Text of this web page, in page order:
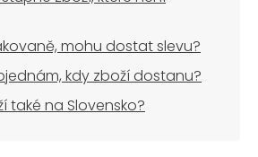
mohu dostat slevu?
kdy zboží dostanu?
také na Slovensko?